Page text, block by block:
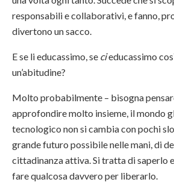
responsabili e collaborativi, e fanno,
divertono un sacco.
E se li educassimo, se cieducassimo
un’abitudine?
Molto probabilmente – bisogna
approfondire molto insieme, il mondo
tecnologico non si cambia con pochi
grande futuro possibile nelle mani, di
cittadinanza attiva. Si tratta di saperlo
fare qualcosa davvero per liberarlo.